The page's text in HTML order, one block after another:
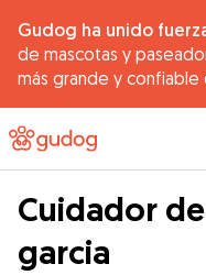
Gudog ha unido
de mascotas y
más grande y confiable
Cuidador
garcia